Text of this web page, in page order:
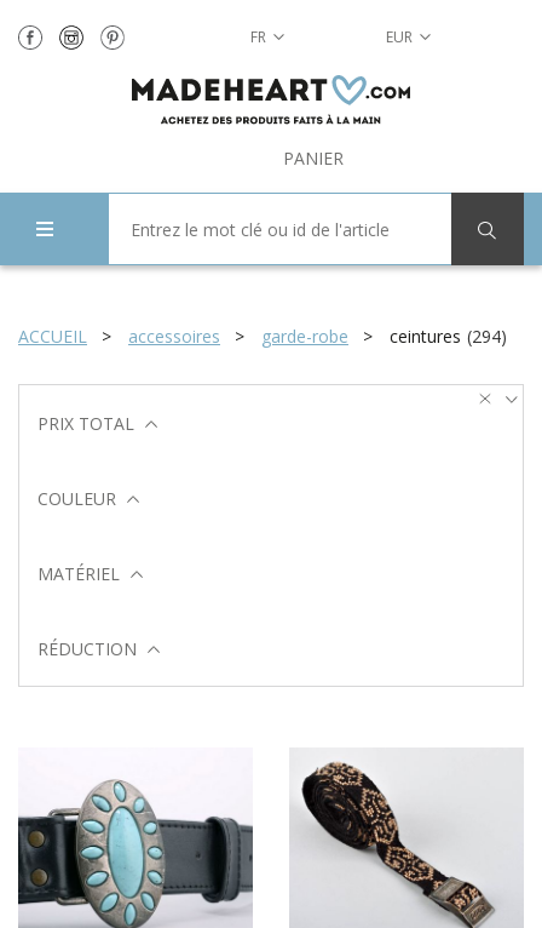
FR EUR
PANIER
ACCUEIL accessoires garde-robe ceintures (294)
PRIX TOTAL
COULEUR
MATÉRIEL
RÉDUCTION